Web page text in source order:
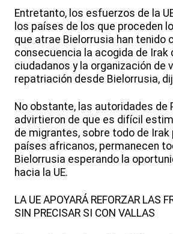
Entretanto, los esfuerzos de la
los países de los que proceden
que atrae Bielorrusia han tenido
consecuencia la acogida de Irak
ciudadanos y la organización de
repatriación desde Bielorrusia,
No obstante, las autoridades de
advirtieron de que es difícil
de migrantes, sobre todo de Irak
países africanos, permanecen
Bielorrusia esperando la
hacia la UE.
LA UE APOYARÁ REFORZAR LAS
SIN PRECISAR SI CON VALLAS